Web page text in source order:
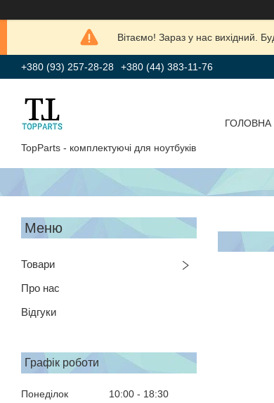
Вітаємо! Зараз у нас вихідний.
+380 (93) 257-28-28 +380 (44) 383-11-76
TopParts - комплектуючі для ноутбуків
ГОЛОВНА
Товари
Про нас
Відгуки
Графік роботи
Понеділок 10:00
18:30